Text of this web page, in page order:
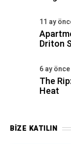
11 ay
Driton
6 ay önce
The
Heat
BIZE KATILIN